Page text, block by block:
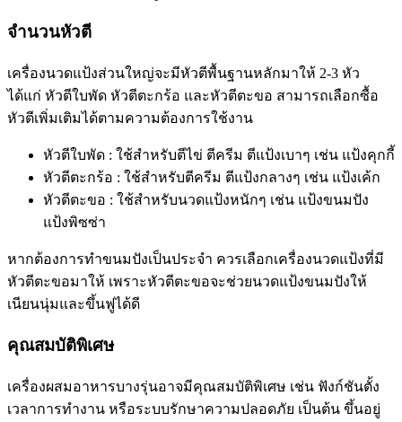
จำนวนหัวตี
เครื่องนวดแป้งส่วนใหญ่จะมีหัวตีพื้นฐานหลักมาให้ 2-3 หัว
ได้แก่ หัวตีใบพัด หัวตีตะกร้อ และหัวตีตะขอ สามารถเลือกซื้อ
หัวตีเพิ่มเติมได้ตามความต้องการใช้งาน
หัวตีใบพัด : ใช้สำหรับตีไข่ ตีครีม ตีแป้งเบาๆ เช่น แป้งคุกกี้
หัวตีตะกร้อ : ใช้สำหรับตีครีม ตีแป้งกลางๆ เช่น แป้งเค้ก
หัวตีตะขอ : ใช้สำหรับนวดแป้งหนักๆ เช่น แป้งขนมปัง
แป้งพิซซ่า
หากต้องการทำขนมปังเป็นประจำ ควรเลือกเครื่องนวดแป้งที่มี
หัวตีตะขอมาให้ เพราะหัวตีตะขอจะช่วยนวดแป้งขนมปังให้
เนียนนุ่มและขึ้นฟูได้ดี
คุณสมบัติพิเศษ
เครื่องผสมอาหารบางรุ่นอาจมีคุณสมบัติพิเศษ เช่น ฟังก์ชันตั้ง
เวลาการทำงาน หรือระบบรักษาความปลอดภัย เป็นต้น ขึ้นอยู่